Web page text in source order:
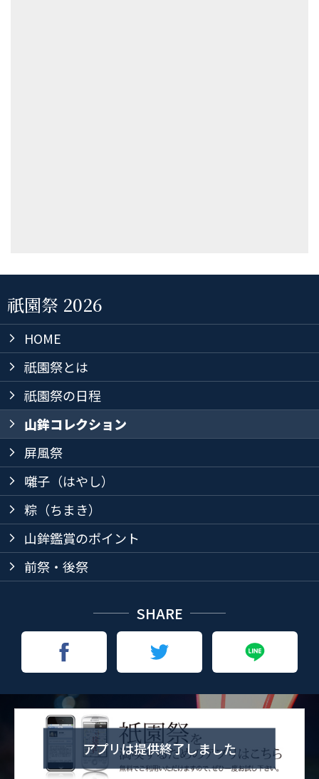
祇園祭 2026
arrow_forward_ios HOME
arrow_forward_ios 祇園祭とは
arrow_forward_ios 祇園祭の日程
arrow_forward_ios 山鉾コレクション
arrow_forward_ios 屏風祭
arrow_forward_ios 囃子（はやし）
arrow_forward_ios 粽（ちまき）
arrow_forward_ios 山鉾鑑賞のポイント
arrow_forward_ios 前祭・後祭
SHARE
アプリは提供終了しました